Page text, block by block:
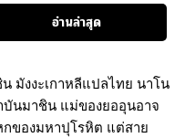
อ่านล่าสุด
มังงะเกาหลีแปลไทย นาโน
นมาชิน แม่ของยออุนอาจ
กของมหาปุโรหิต แต่สาย